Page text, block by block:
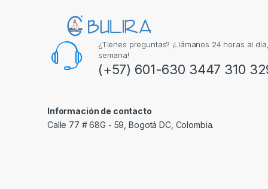
¿Tienes preguntas? ¡Llámanos 24 horas al
semana!
(+57) 601-630 3447 310
Información de contacto
Calle 77 # 68G - 59, Bogotá DC, Colombia.